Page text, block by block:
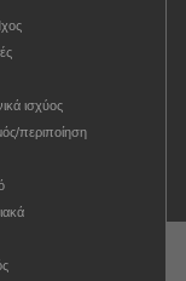
ισχύος
περιποίηση